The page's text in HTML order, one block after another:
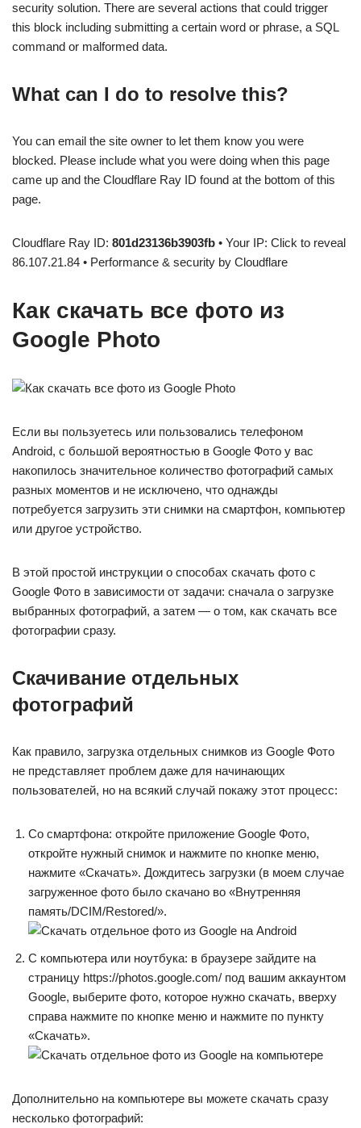
security solution. There are several actions that could trigger
this block including submitting a certain word or phrase, a SQL
command or malformed data.
What can I do to resolve this?
You can email the site owner to let them know you were
blocked. Please include what you were doing when this page
came up and the Cloudflare Ray ID found at the bottom of this
page.
Cloudflare Ray ID: 801d23136b3903fb • Your IP: Click to reveal
86.107.21.84 • Performance & security by Cloudflare
Как скачать все фото из
Google Photo
Если вы пользуетесь или пользовались телефоном
Android, с большой вероятностью в Google Фото у вас
накопилось значительное количество фотографий самых
разных моментов и не исключено, что однажды
потребуется загрузить эти снимки на смартфон, компьютер
или другое устройство.
В этой простой инструкции о способах скачать фото с
Google Фото в зависимости от задачи: сначала о загрузке
выбранных фотографий, а затем — о том, как скачать все
фотографии сразу.
Скачивание отдельных
фотографий
Как правило, загрузка отдельных снимков из Google Фото
не представляет проблем даже для начинающих
пользователей, но на всякий случай покажу этот процесс:
Со смартфона: откройте приложение Google Фото,
откройте нужный снимок и нажмите по кнопке меню,
нажмите «Скачать». Дождитесь загрузки (в моем случае
загруженное фото было скачано во «Внутренняя
память/DCIM/Restored/».
С компьютера или ноутбука: в браузере зайдите на
страницу https://photos.google.com/ под вашим аккаунтом
Google, выберите фото, которое нужно скачать, вверху
справа нажмите по кнопке меню и нажмите по пункту
«Скачать».
Дополнительно на компьютере вы можете скачать сразу
несколько фотографий: